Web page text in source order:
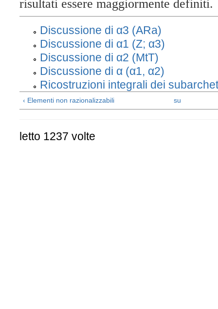
risultati essere maggiormente definiti.
Discussione di α3 (ARa)
Discussione di α1 (Z; α3)
Discussione di α2 (MtT)
Discussione di α (α1, α2)
Ricostruzioni integrali dei
‹ Elementi non razionalizzabili su
letto 1237 volte